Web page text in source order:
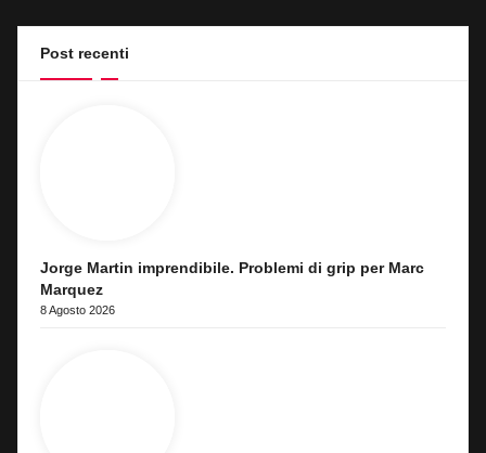
Post recenti
Jorge Martin imprendibile. Problemi di grip per Marc
Marquez
8 Agosto 2026